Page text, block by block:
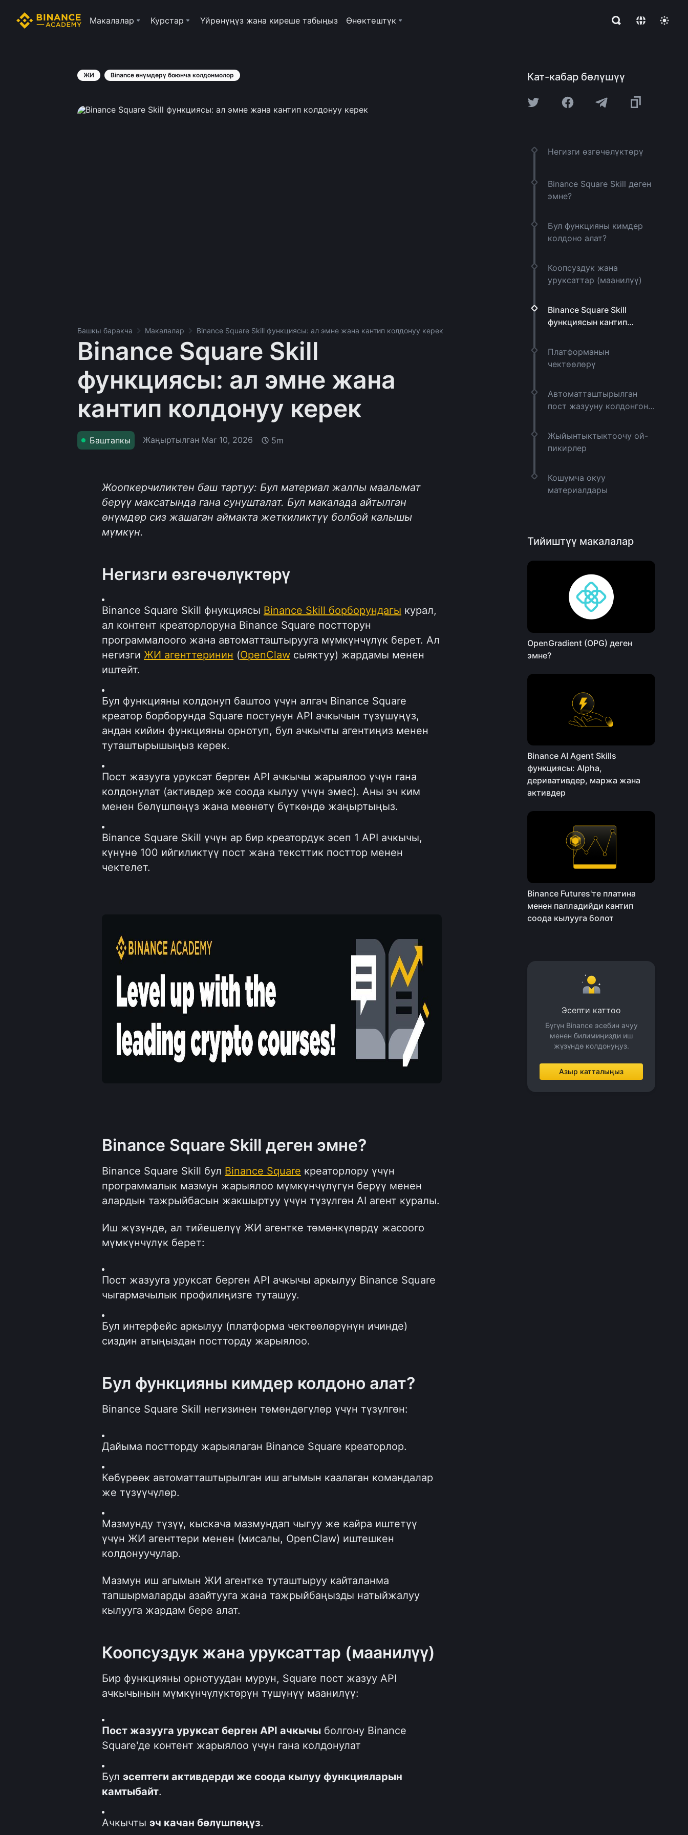
Макалалар Курстар Үйрөнүңүз жана киреше табыңыз Өнөктөштүк
ЖИ Binance өнүмдөрү боюнча колдонмолор
Башкы баракча Макалалар Binance Square Skill функциясы: ал эмне жана кантип колдонуу керек
Binance Square Skill
функциясы: ал эмне жана
кантип колдонуу керек
Баштапкы Жаңыртылган Mar 10, 2026 5m
Жоопкерчиликтен баш тартуу: Бул материал жалпы маалымат
берүү максатында гана сунушталат. Бул макалада айтылган
өнүмдөр сиз жашаган аймакта жеткиликтүү болбой калышы
мүмкүн.
Негизги өзгөчөлүктөрү
Binance Square Skill фнукциясы Binance Skill борборундагы курал,
ал контент креаторлоруна Binance Square постторун
программалоого жана автоматташтырууга мүмкүнчүлүк берет. Ал
негизги ЖИ агенттеринин (OpenClaw сыяктуу) жардамы менен
иштейт.
Бул функцияны колдонуп баштоо үчүн алгач Binance Square
креатор борборунда Square постунун API ачкычын түзүшүңүз,
андан кийин функцияны орнотуп, бул ачкычты агентиңиз менен
туташтырышыңыз керек.
Пост жазууга уруксат берген API ачкычы жарыялоо үчүн гана
колдонулат (активдер же соода кылуу үчүн эмес). Аны эч ким
менен бөлүшпөңүз жана мөөнөтү бүткөндө жаңыртыңыз.
Binance Square Skill үчүн ар бир креатордук эсеп 1 API ачкычы,
күнүнө 100 ийгиликтүү пост жана тексттик посттор менен
чектелет.
Binance Square Skill деген эмне?
Binance Square Skill бул Binance Square креаторлору үчүн
программалык мазмун жарыялоо мүмкүнчүлүгүн берүү менен
алардын тажрыйбасын жакшыртуу үчүн түзүлгөн AI агент куралы.
Иш жүзүндө, ал тийешелүү ЖИ агентке төмөнкүлөрдү жасоого
мүмкүнчүлүк берет:
Пост жазууга уруксат берген API ачкычы аркылуу Binance Square
чыгармачылык профилиңизге туташуу.
Бул интерфейс аркылуу (платформа чектөөлөрүнүн ичинде)
сиздин атыңыздан постторду жарыялоо.
Бул функцияны кимдер колдоно алат?
Binance Square Skill негизинен төмөндөгүлөр үчүн түзүлгөн:
Дайыма постторду жарыялаган Binance Square креаторлор.
Көбүрөөк автоматташтырылган иш агымын каалаган командалар
же түзүүчүлөр.
Мазмунду түзүү, кыскача мазмундап чыгуу же кайра иштетүү
үчүн ЖИ агенттери менен (мисалы, OpenClaw) иштешкен
колдонуучулар.
Мазмун иш агымын ЖИ агентке туташтыруу кайталанма
тапшырмаларды азайтууга жана тажрыйбаңызды натыйжалуу
кылууга жардам бере алат.
Коопсуздук жана уруксаттар (маанилүү)
Бир функцияны орнотуудан мурун, Square пост жазуу API
ачкычынын мүмкүнчүлүктөрүн түшүнүү маанилүү:
Пост жазууга уруксат берген API ачкычы болгону Binance
Square'де контент жарыялоо үчүн гана колдонулат
Бул эсептеги активдерди же соода кылуу функцияларын
камтыбайт.
Ачкычты эч качан бөлүшпөңүз.
Кат-кабар бөлүшүү
Негизги өзгөчөлүктөрү
Binance Square Skill деген
эмне?
Бул функцияны кимдер
колдоно алат?
Коопсуздук жана
уруксаттар (маанилүү)
Binance Square Skill
функциясын кантип
Платформанын
чектөөлөрү
Автоматташтырылган
пост жазууну колдонгон
иш жүзүндөгү аракеттер
Жыйынтыктыктоочу ой-
пикирлер
Кошумча окуу
материалдары
Тийиштүү макалалар
OpenGradient (OPG) деген
эмне?
Binance AI Agent Skills
функциясы: Alpha,
деривативдер, маржа жана
активдер
Binance Futures'те платина
менен палладийди кантип
соода кылууга болот
Эсепти каттоо
Бүгүн Binance эсебин ачуу
менен билимиңизди иш
жүзүндө колдонуңуз.
Азыр катталыңыз